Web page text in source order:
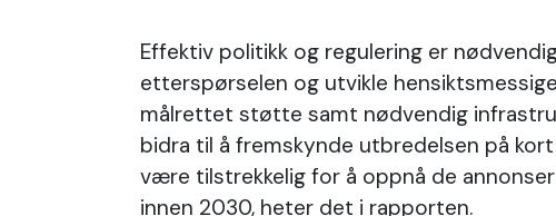
Effektiv politikk og regulering er
etterspørselen og utvikle
målrettet støtte samt nødvendig
bidra til å fremskynde utbredelsen på kort
være tilstrekkelig for å oppnå de
innen 2030, heter det i rapporten.